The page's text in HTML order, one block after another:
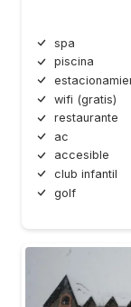
spa
piscina
wifi (gratis)
restaurante
ac
accesible
club infantil
golf